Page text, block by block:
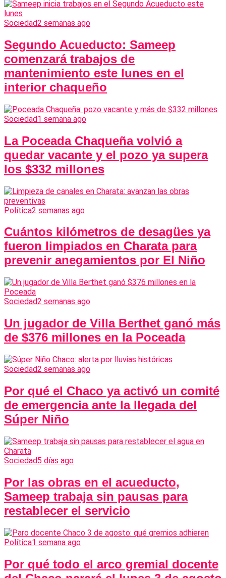
Sociedad2 semanas ago
Segundo Acueducto: Sameep
comenzará trabajos de
mantenimiento este lunes en el
interior chaqueño
Sociedad1 semana ago
La Poceada Chaqueña volvió a
quedar vacante y el pozo ya supera
los $332 millones
Política2 semanas ago
Cuántos kilómetros de desagües ya
fueron limpiados en Charata para
prevenir anegamientos por El Niño
Sociedad2 semanas ago
Un jugador de Villa Berthet ganó más
de $376 millones en la Poceada
Sociedad2 semanas ago
Por qué el Chaco ya activó un comité
de emergencia ante la llegada del
Súper Niño
Sociedad5 días ago
Por las obras en el acueducto,
Sameep trabaja sin pausas para
restablecer el servicio
Política1 semana ago
Por qué todo el arco gremial docente